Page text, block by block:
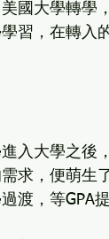
國大學轉學
習，在轉入
入大學之後
求，便萌生
渡，等GPA